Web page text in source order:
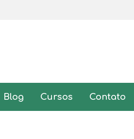
Blog Cursos Contato